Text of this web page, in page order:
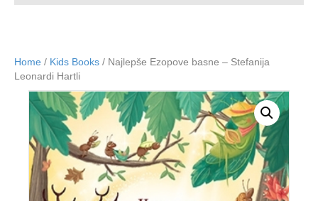
Home / Kids Books / Najlepše Ezopove basne – Stefanija
Leonardi Hartli